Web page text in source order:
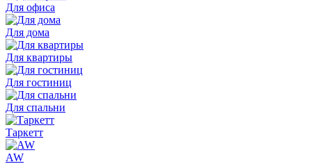
Для офиса
Для дома
Для квартиры
Для гостиниц
Для спальни
Таркетт
AW